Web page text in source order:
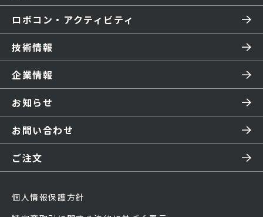
ロボコン・アクティビティ
技術情報
企業情報
お知らせ
お問い合わせ
ご注文
個人情報保護方針